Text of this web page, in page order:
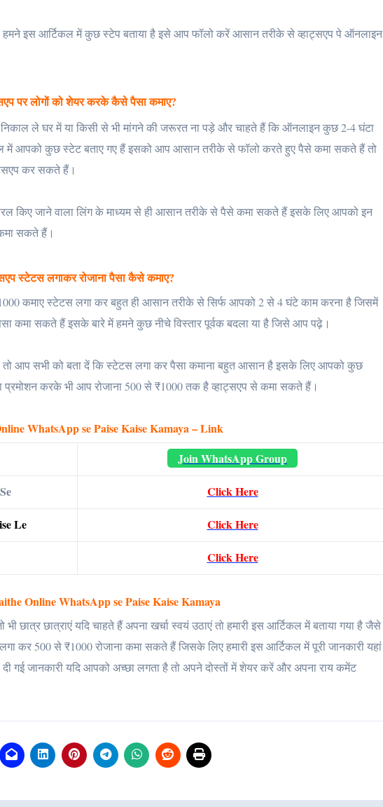
इस आर्टिकल में कुछ स्टेप बताया है इसे आप फॉलो करें आसान तरीके से व्हाट्सएप पे ऑनलाइन
पर लोगों को शेयर करके कैसे पैसा कमाए?
ले घर में या किसी से भी मांगने की जरूरत ना पड़े और चाहते हैं कि ऑनलाइन कुछ 2-4 घंटा
में आपको कुछ स्टेट बताए गए हैं इसको आप आसान तरीके से फॉलो करते हुए पैसे कमा सकते हैं तो
कर सकते हैं।
किए जाने वाला लिंग के माध्यम से ही आसान तरीके से पैसे कमा सकते हैं इसके लिए आपको इन
सकते हैं।
स्टेटस लगाकर रोजाना पैसा कैसे कमाए?
कमाए स्टेटस लगा कर बहुत ही आसान तरीके से सिर्फ आपको 2 से 4 घंटे काम करना है जिसमें
सकते हैं इसके बारे में हमने कुछ नीचे विस्तार पूर्वक बदला या है जिसे आप पढ़े।
तो आप सभी को बता दें कि स्टेटस लगा कर पैसा कमाना बहुत आसान है इसके लिए आपको कुछ
प्रमोशन करके भी आप रोजाना 500 से ₹1000 तक है व्हाट्सएप से कमा सकते हैं।
WhatsApp se Paise Kaise Kamaya – Link
Join WhatsApp Group
Click Here
Le Click Here
Click Here
Online WhatsApp se Paise Kaise Kamaya
छात्र छात्राएं यदि चाहते हैं अपना खर्चा स्वयं उठाएं तो हमारी इस आर्टिकल में बताया गया है जैसे
कर 500 से ₹1000 रोजाना कमा सकते हैं जिसके लिए हमारी इस आर्टिकल में पूरी जानकारी यहां
दी गई जानकारी यदि आपको अच्छा लगता है तो अपने दोस्तों में शेयर करें और अपना राय कमेंट